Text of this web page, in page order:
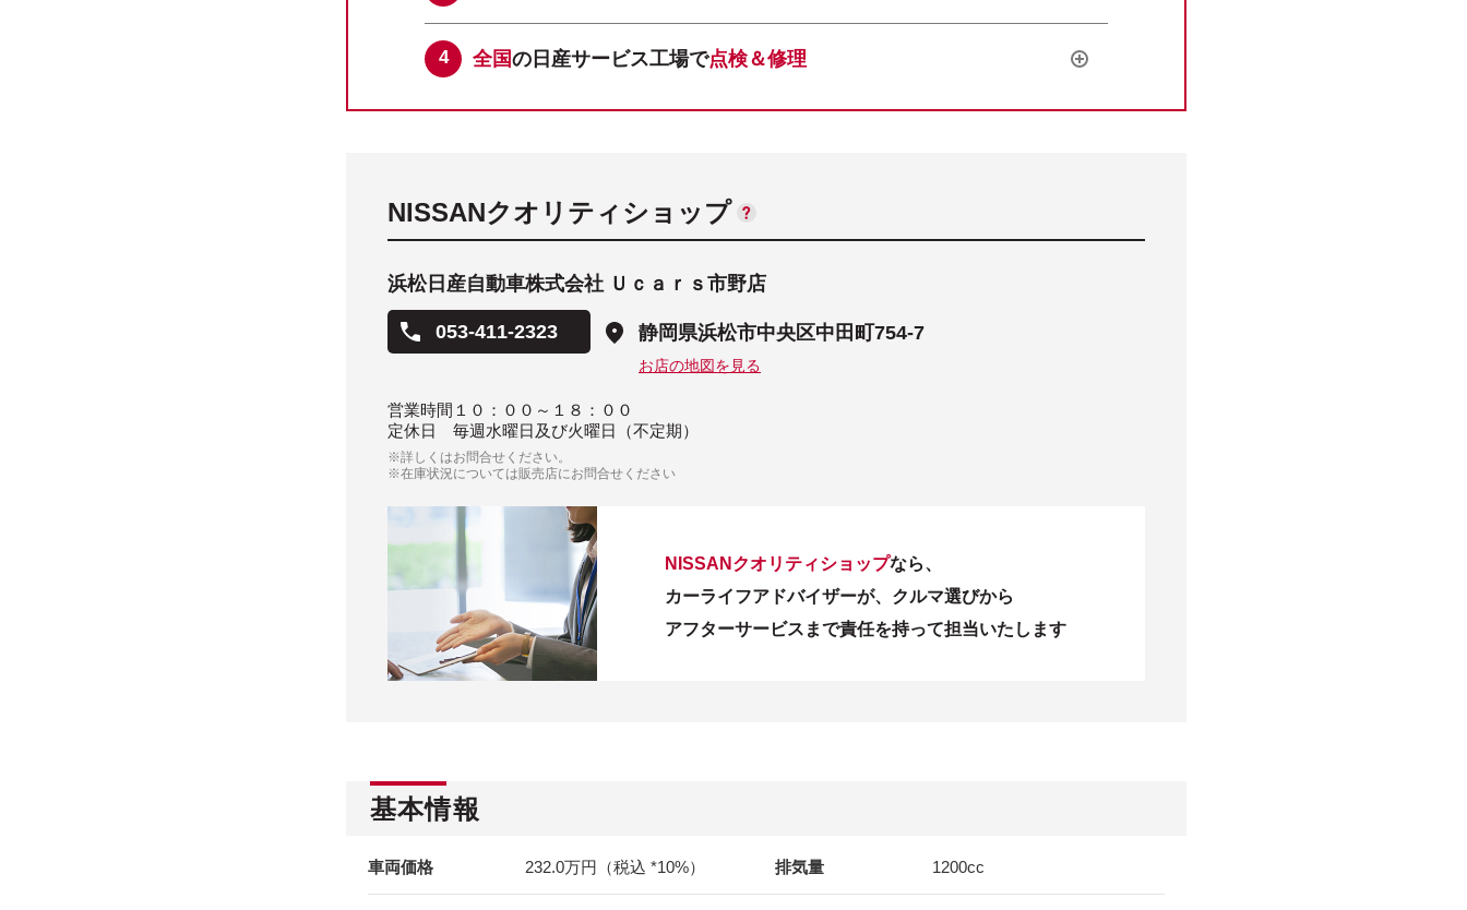
全国の日産サービス工場で点検＆修理
NISSANクオリティショップ
浜松日産自動車株式会社 Ｕｃａｒｓ市野店
053-411-2323 静岡県浜松市中央区中田町754-7
お店の地図を見る
営業時間 １０：００～１８：００
定休日
毎週水曜日及び火曜日（不定期）
※詳しくはお問合せください。
※在庫状況については販売店にお問合せください
NISSANクオリティショップなら、
カーライフアドバイザーが、クルマ選びから
アフターサービスまで責任を持って担当いたします
基本情報
車両価格 232.0万円（税込 *10%） 排気量 1200cc